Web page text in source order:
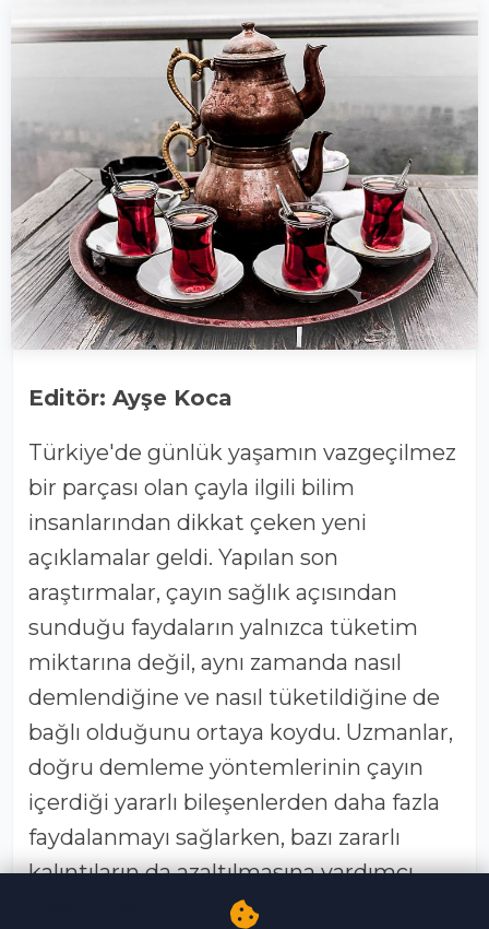
Editör: Ayşe Koca
Türkiye'de günlük yaşamın vazgeçilmez
bir parçası olan çayla ilgili bilim
insanlarından dikkat çeken yeni
açıklamalar geldi. Yapılan son
araştırmalar, çayın sağlık açısından
sunduğu faydaların yalnızca tüketim
miktarına değil, aynı zamanda nasıl
demlendiğine ve nasıl tüketildiğine de
bağlı olduğunu ortaya koydu. Uzmanlar,
doğru demleme yöntemlerinin çayın
içerdiği yararlı bileşenlerden daha fazla
faydalanmayı sağlarken, bazı zararlı
kalıntıların da azaltılmasına yardımcı
olabileceğini belirtiyor.